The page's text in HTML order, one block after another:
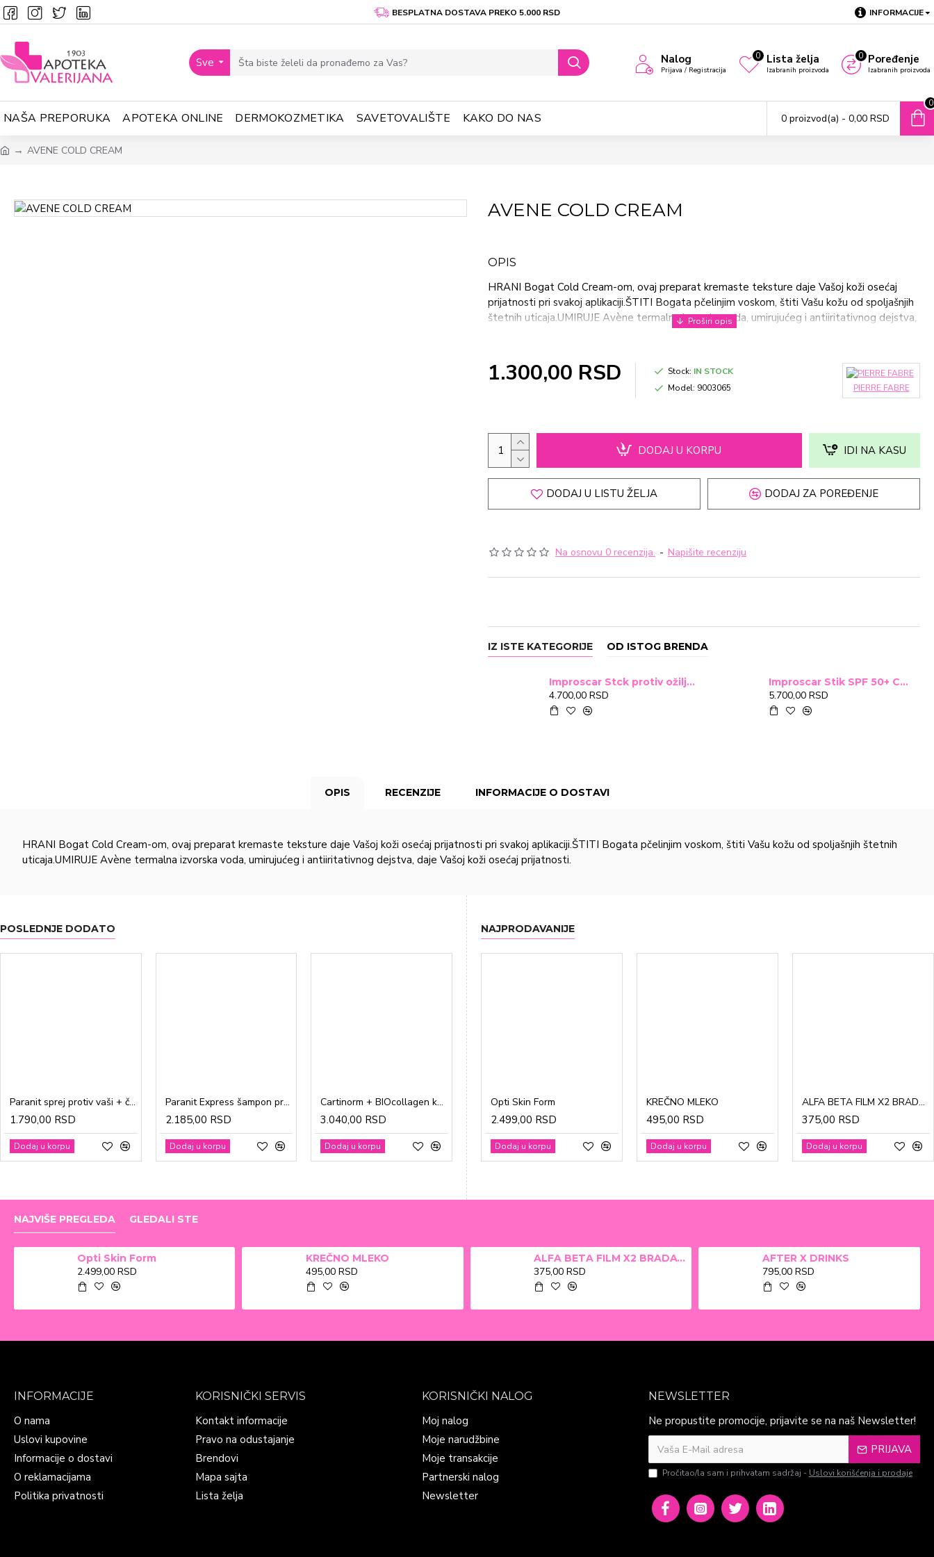
BESPLATNA DOSTAVA PREKO 5.000 RSD INFORMACIJE
Sve Nalog
Prijava / Registracija
Lista želja
Izabranih proizvoda
0 Poređenje
Izabranih proizvoda
0
NAŠA PREPORUKA APOTEKA ONLINE DERMOKOZMETIKA SAVETOVALIŠTE KAKO DO NAS 0 proizvod(a) - 0,00 RSD
0
AVENE COLD CREAM
AVENE COLD CREAM
OPIS
HRANI Bogat Cold Cream-om, ovaj preparat kremaste teksture daje Vašoj koži osećaj
prijatnosti pri svakoj aplikaciji.ŠTITI Bogata pčelinjim voskom, štiti Vašu kožu od spoljašnjih
štetnih uticaja.UMIRUJE Avène termalna izvorska voda, umirujućeg i antiiritativnog dejstva,
Na osnovu 0 recenzija. - Napišite recenziju
1.300,00 RSD Stock: IN STOCK
Model: 9003065 PIERRE FABRE
DODAJ U KORPU IDI NA KASU
DODAJ U LISTU ŽELJA DODAJ ZA POREĐENJE
IZ ISTE KATEGORIJE OD ISTOG BRENDA
Improscar Stck protiv ožiljaka 4,6g
4.700,00 RSD
Improscar Stik SPF 50+ Conceal 6,9g (tonirani)
5.700,00 RSD
OPIS RECENZIJE INFORMACIJE O DOSTAVI
HRANI Bogat Cold Cream-om, ovaj preparat kremaste teksture daje Vašoj koži osećaj prijatnosti pri svakoj aplikaciji.ŠTITI Bogata pčelinjim voskom, štiti Vašu kožu od spoljašnjih štetnih
uticaja.UMIRUJE Avène termalna izvorska voda, umirujućeg i antiiritativnog dejstva, daje Vašoj koži osećaj prijatnosti.
POSLEDNJE DODATO
Paranit sprej protiv vaši + češalj 100ml
1.790,00 RSD
Dodaj u korpu
Paranit Express šampon protiv vaši + češalj 200ml
2.185,00 RSD
Dodaj u korpu
Cartinorm + BIOcollagen kesice a20
3.040,00 RSD
Dodaj u korpu
Gravidon A tablete a30
1.865,00 RSD
Dodaj u korpu
CinkDermin pasta 5g
280,00 RSD
Dodaj u korpu
Mustela Cold krema za lice 40ml
1.370,00 RSD
Dodaj u korpu
NAJPRODAVANIJE
Opti Skin Form
2.499,00 RSD
Dodaj u korpu
KREČNO MLEKO
495,00 RSD
Dodaj u korpu
ALFA BETA FILM X2 BRADAVICE, KURJE OKO 15ml
375,00 RSD
Dodaj u korpu
NAJVIŠE PREGLEDA GLEDALI STE
Opti Skin Form
2.499,00 RSD
KREČNO MLEKO
495,00 RSD
ALFA BETA FILM X2 BRADAVICE, KURJE OKO 15ml
375,00 RSD
AFTER X DRINKS
795,00 RSD
INFORMACIJE
O nama
Uslovi kupovine
Informacije o dostavi
O reklamacijama
Politika privatnosti
KORISNIČKI SERVIS
Kontakt informacije
Pravo na odustajanje
Brendovi
Mapa sajta
Lista želja
KORISNIČKI NALOG
Moj nalog
Moje narudžbine
Moje transakcije
Partnerski nalog
Newsletter
NEWSLETTER
Ne propustite promocije, prijavite se na naš Newsletter!
PRIJAVA
Pročitao/la sam i prihvatam sadržaj - Uslovi korišćenja i prodaje